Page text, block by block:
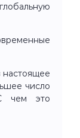
настоящее
число
чем это